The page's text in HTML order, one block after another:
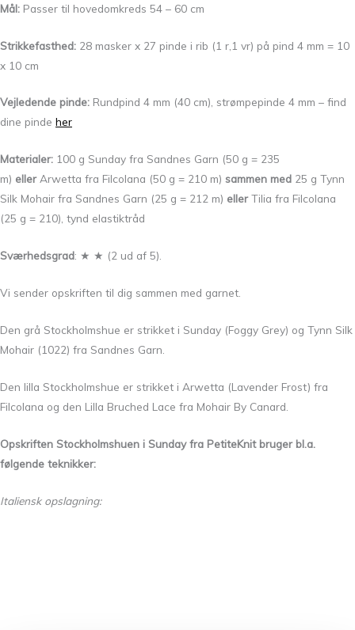
Mål: Passer til hovedomkreds 54 – 60 cm
Strikkefasthed: 28 masker x 27 pinde i rib (1 r,1 vr) på pind 4 mm = 10
x 10 cm
Vejledende pinde: Rundpind 4 mm (40 cm), strømpepinde 4 mm – find
dine pinde her
Materialer: 100 g Sunday fra Sandnes Garn (50 g = 235
m) ellerArwetta fra Filcolana (50 g = 210 m) sammen med 25 g Tynn
Silk Mohair fra Sandnes Garn (25 g = 212 m) ellerTilia fra Filcolana
(25 g = 210), tynd elastiktråd
Sværhedsgrad: ★ ★ (2 ud af 5).
Vi sender opskriften til dig sammen med garnet.
Den grå Stockholmshue er strikket i Sunday (Foggy Grey) og Tynn Silk
Mohair (1022) fra Sandnes Garn.
Den lilla Stockholmshue er strikket i Arwetta (Lavender Frost) fra
Filcolana og den Lilla Bruched Lace fra Mohair By Canard.
Opskriften Stockholmshuen i Sunday fra PetiteKnit bruger bl.a.
følgende teknikker:
Italiensk opslagning: